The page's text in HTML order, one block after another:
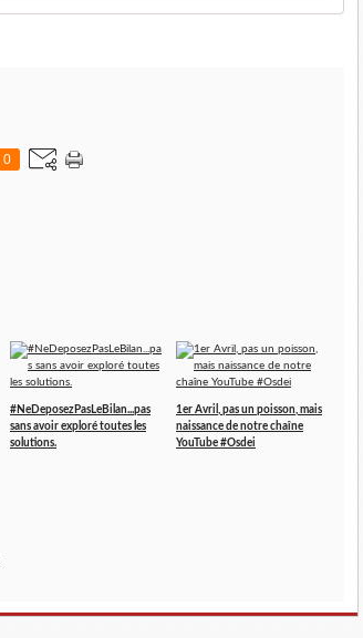
0
#NeDeposezPasLeBilan...pas
sans avoir exploré toutes les
solutions.
1er Avril, pas un poisson, mais
naissance de notre chaîne
YouTube #Osdei